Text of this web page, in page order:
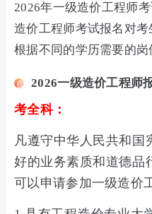
2026年一级造价工程师
造价工程师考试报名对
根据不同的学历需要的岗
2026一级造价工程师
考全科：
凡遵守中华人民共和国
好的业务素质和道德品
可以申请参加一级造价